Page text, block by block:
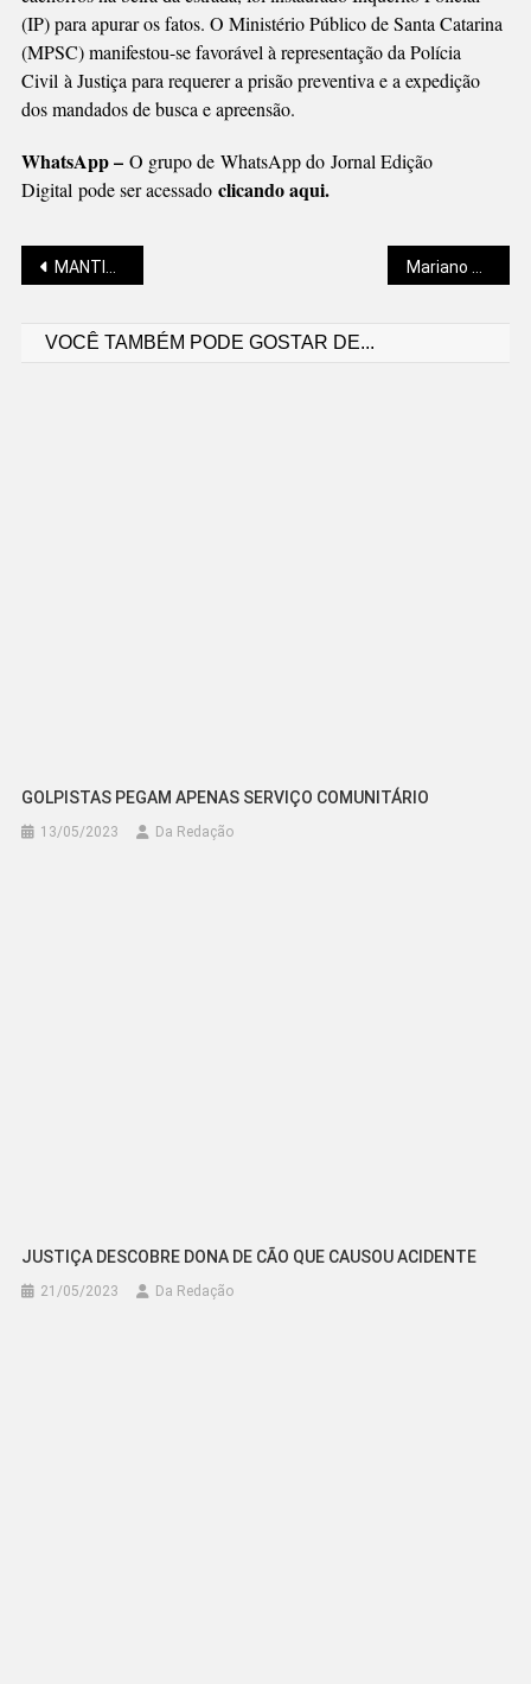
(IP) para apurar os fatos. O Ministério Público de Santa Catarina
(MPSC) manifestou-se favorável à representação da Polícia
Civil à Justiça para requerer a prisão preventiva e a expedição
dos mandados de busca e apreensão.
WhatsApp – O grupo de WhatsApp do Jornal Edição
Digital pode ser acessado clicando aqui.
Navegação
MANTIDA BANDEIRA TARIFÁRIA VERDE PARA SETEMBRO
VOCÊ TAMBÉM PODE GOSTAR DE...
GOLPISTAS PEGAM APENAS SERVIÇO COMUNITÁRIO
13/05/2023 Da Redação
JUSTIÇA DESCOBRE DONA DE CÃO QUE CAUSOU ACIDENTE
21/05/2023 Da Redação